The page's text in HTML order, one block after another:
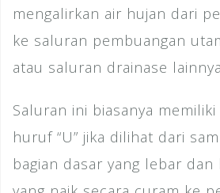
mengalirkan air hujan dari
ke saluran pembuangan
atau saluran drainase
Saluran ini biasanya
huruf “U” jika dilihat dari
bagian dasar yang lebar dan